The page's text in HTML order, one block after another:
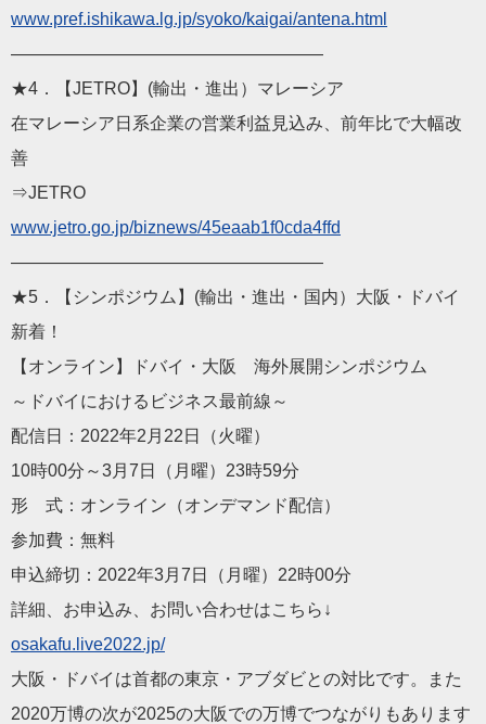
www.pref.ishikawa.lg.jp/syoko/kaigai/antena.html
——————————————————
★4．【JETRO】(輸出・進出）マレーシア
在マレーシア日系企業の営業利益見込み、前年比で大幅改
善
⇒JETRO
www.jetro.go.jp/biznews/45eaab1f0cda4ffd
——————————————————
★5．【シンポジウム】(輸出・進出・国内）大阪・ドバイ
新着！
【オンライン】ドバイ・大阪 海外展開シンポジウム
～ドバイにおけるビジネス最前線～
配信日：2022年2月22日（火曜）
10時00分～3月7日（月曜）23時59分
形 式：オンライン（オンデマンド配信）
参加費：無料
申込締切：2022年3月7日（月曜）22時00分
詳細、お申込み、お問い合わせはこちら↓
osakafu.live2022.jp/
大阪・ドバイは首都の東京・アブダビとの対比です。また
2020万博の次が2025の大阪での万博でつながりもあります